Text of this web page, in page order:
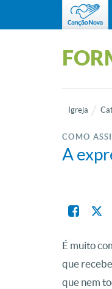
Igreja
COMO
A
É muito
que
que nem